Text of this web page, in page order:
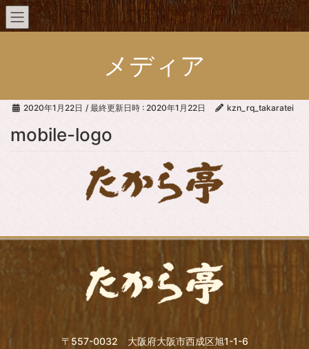
メディア
2020年1月22日 / 最終更新日時 : 2020年1月22日 kzn_rq_takaratei
mobile-logo
〒557-0032 大阪府大阪市西成区旭1-1-6